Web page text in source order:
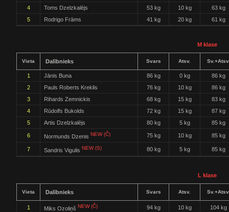
4
Toms Dzelzkalējs 53 kg 10 kg
63 kg
5
Rodrigo Frāms 41 kg 20 kg 61 kg
M klase
Vieta Dalībnieks Svars Atsv.
1 Jānis Buna 86 kg 0 kg
86 kg
2
Pauls Roberts Kreklis 76 kg 10 kg
86 kg
3
Rihards Zemnickis 68 kg 15 kg
83 kg
4
Rūdolfs Bukolds 72 kg 15 kg
87 kg
5
Artis Dzelzkalējs 80 kg 5 kg 85 kg
6 Normunds Dzenis NEW (Č) 75 kg 10 kg 85 kg
7 Sandris Vigulis NEW (S) 80 kg 5 kg 85 kg
L klase
Vieta Dalībnieks Svars Atsv.
1 Miks Ozoliņš NEW (Č) 94 kg 10 kg 104 kg